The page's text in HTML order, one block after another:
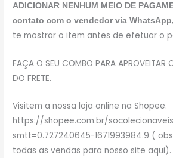
ADICIONAR NENHUM MEIO DE
contato com o vendedor via WhatsApp
te mostrar o item antes de efetuar o
FAÇA O SEU COMBO PARA APROVEITAR
DO FRETE.
Visitem a nossa loja online na Shopee.
https://shopee.com.br/
smtt=0.727240645-1671993984.9 (
todas as vendas para nosso site aqui).